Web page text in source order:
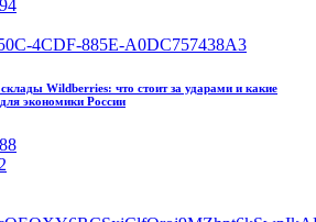
Wildberries: что стоит за ударами и какие
для экономики России